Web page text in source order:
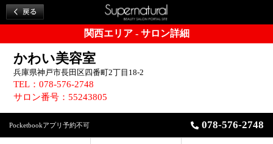
関西エリア - サロン詳細
かわい美容室
兵庫県神戸市長田区四番町2丁目18-2
TEL：078-576-2748
サロン番号：55243805
Pocketbookアプリ予約不可 078-576-2748